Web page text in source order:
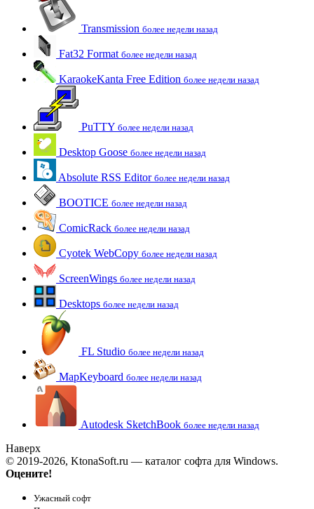
Transmission более недели назад
Fat32 Format более недели назад
KaraokeKanta Free Edition более недели назад
PuTTY более недели назад
Desktop Goose более недели назад
Absolute RSS Editor более недели назад
BOOTICE более недели назад
ComicRack более недели назад
Cyotek WebCopy более недели назад
ScreenWings более недели назад
Desktops более недели назад
FL Studio более недели назад
MapKeyboard более недели назад
Autodesk SketchBook более недели назад
Наверх
© 2019-2026, KtonaSoft.ru — каталог софта для Windows.
Оцените!
Ужасный софт